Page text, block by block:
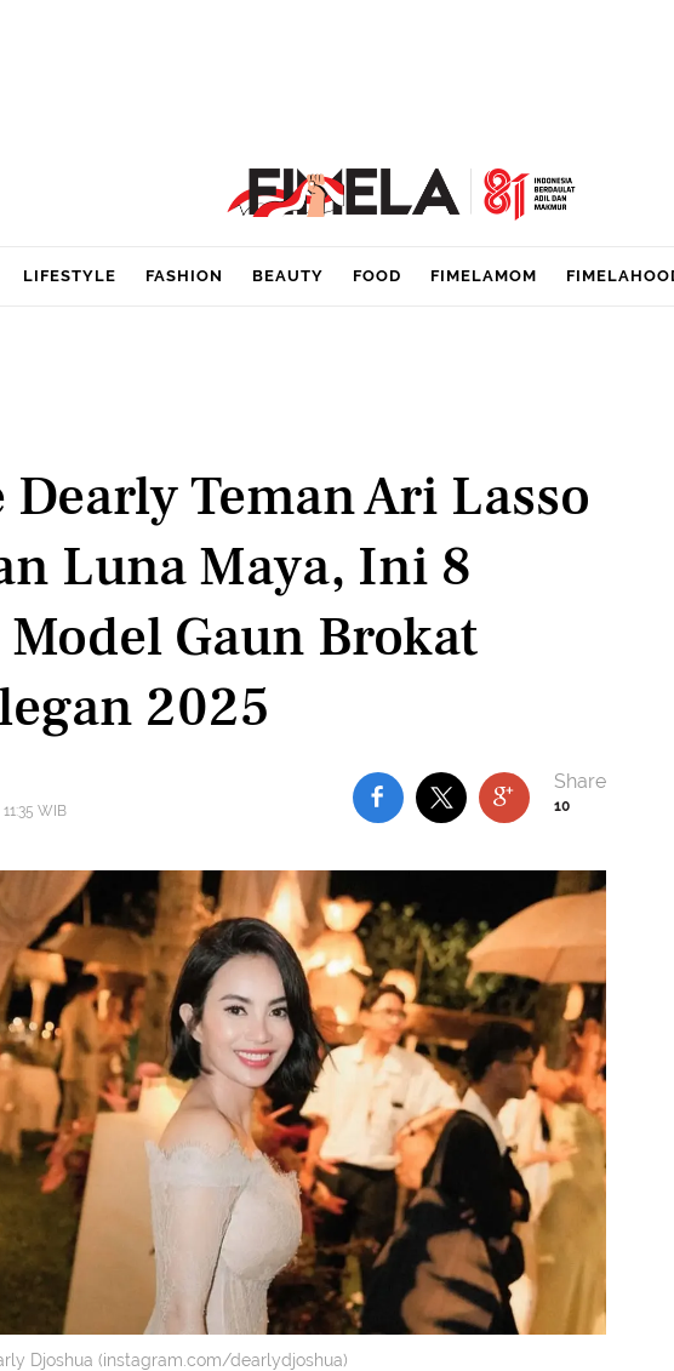
LIFESTYLE FASHION BEAUTY FOOD FIMELAMOM
Dearly Teman Ari Lasso
Luna Maya, Ini 8
Gaun Brokat
2025
WIB 10
Djoshua (instagram.com/dearlydjoshua)